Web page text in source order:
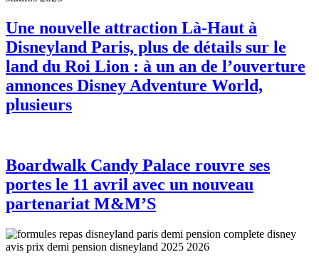
Une nouvelle attraction Là-Haut à
Disneyland Paris, plus de détails sur le
land du Roi Lion : à un an de l’ouverture
annonces Disney Adventure World,
plusieurs
Boardwalk Candy Palace rouvre ses
portes le 11 avril avec un nouveau
partenariat M&M’S